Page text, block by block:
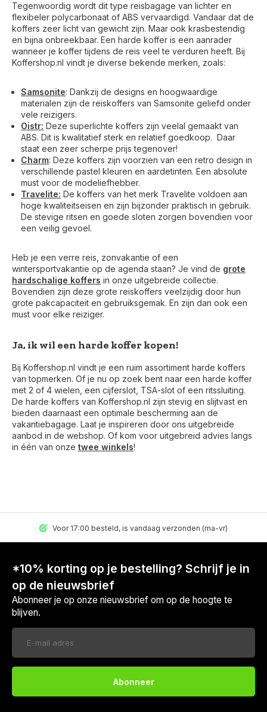
Tegenwoordig wordt dit type reisbagage van lichter en
flexibeler polycarbonaat of ABS vervaardigd. Vandaar dat de
koffers zeer licht van gewicht zijn. Maar ook krasbestendig
en bijna onbreekbaar. Een harde koffer is een aanrader
wanneer je koffer tijdens de reis veel te verduren heeft. Bij
Koffershop.nl vindt je diverse bekende merken, zoals:
Samsonite: Dankzij de designs en hoogwaardige
materialen zijn de reiskoffers van Samsonite geliefd onder
vele reizigers.
Oistr: Deze superlichte koffers zijn veelal gemaakt van
ABS. Dit is kwalitatief sterk en relatief goedkoop. Daar
staat een zeer scherpe prijs tegenover!
Charm: Deze koffers zijn voorzien van een retro design in
verschillende pastel kleuren en aardetinten. Een absolute
must voor de modeliefhebber.
Travelite: De koffers van het merk Travelite voldoen aan
hoge kwaliteitseisen en zijn bijzonder praktisch in gebruik.
De stevige ritsen en goede sloten zorgen bovendien voor
een veilig gevoel.
Heb je een verre reis, zonvakantie of een
wintersportvakantie op de agenda staan? Je vind de grote
hardschalige koffers in onze uitgebreide collectie.
Bovendien zijn deze grote reiskoffers veelzijdig door hun
grote pakcapaciteit en gebruiksgemak. En zijn dan ook een
must voor elke reiziger.
Ja, ik wil een harde koffer kopen!
Bij Koffershop.nl vindt je een ruim assortiment harde koffers
van topmerken. Of je nu op zoek bent naar een harde koffer
met 2 of 4 wielen, een cijferslot, TSA-slot of een ritssluiting.
De harde koffers van Koffershop.nl zijn stevig en slijtvast en
bieden daarnaast een optimale bescherming aan de
vakantiebagage. Laat je inspireren door ons uitgebreide
aanbod in de webshop. Of kom voor uitgebreid advies langs
in één van onze twee winkels!
Voor 17:00 besteld, is vandaag verzonden (ma-vr)
*10% korting op je bestelling? Schrijf je in
op de nieuwsbrief
Abonneer je op onze nieuwsbrief om op de hoogte te
blijven.
Abonneer